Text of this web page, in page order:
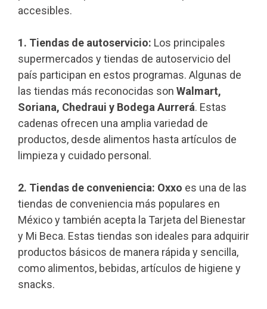
accesibles.
1. Tiendas de autoservicio: Los principales
supermercados y tiendas de autoservicio del
país participan en estos programas. Algunas de
las tiendas más reconocidas son Walmart,
Soriana, Chedraui y Bodega Aurrerá. Estas
cadenas ofrecen una amplia variedad de
productos, desde alimentos hasta artículos de
limpieza y cuidado personal.
2. Tiendas de conveniencia: Oxxo es una de las
tiendas de conveniencia más populares en
México y también acepta la Tarjeta del Bienestar
y Mi Beca. Estas tiendas son ideales para adquirir
productos básicos de manera rápida y sencilla,
como alimentos, bebidas, artículos de higiene y
snacks.